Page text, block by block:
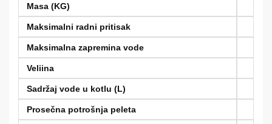
Masa (KG)
Maksimalni radni pritisak
Maksimalna zapremina vode
Veliina
Sadržaj vode u kotlu (L)
Prosečna potrošnja peleta